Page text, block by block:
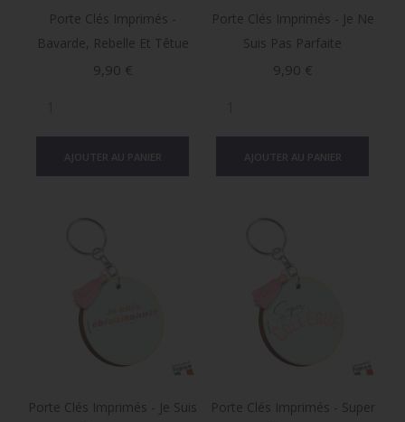
Porte Clés Imprimés -
Bavarde, Rebelle Et Têtue
Prix
9,90 €
Porte Clés Imprimés - Je Ne
Suis Pas Parfaite
Prix
9,90 €
Porte Clés Imprimés - Je Suis
Porte Clés Imprimés - Super